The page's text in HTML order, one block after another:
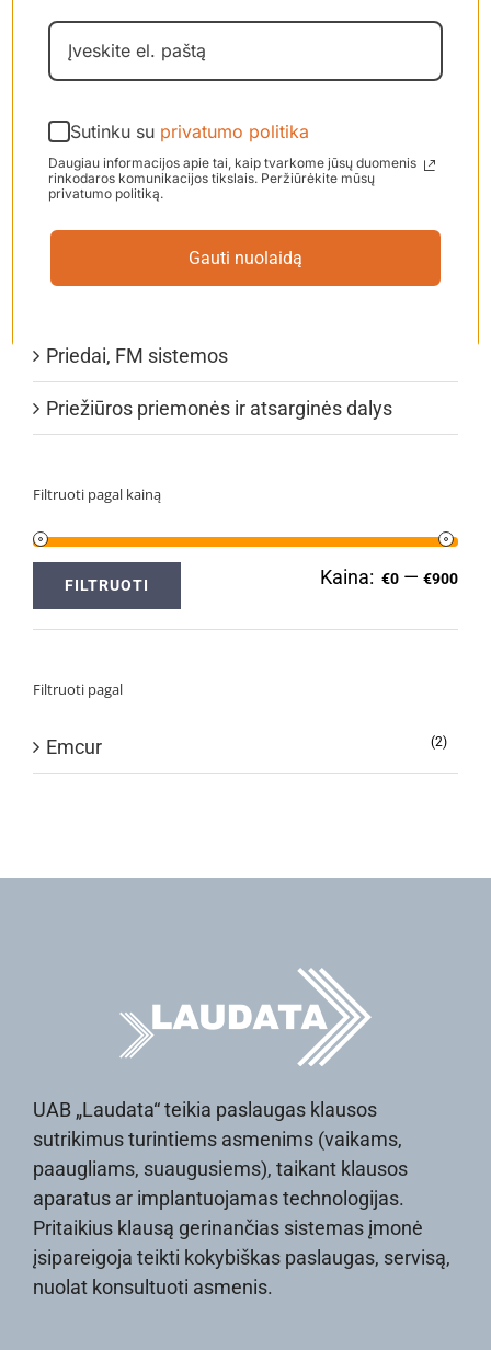
Produkto kategorijos
Apsauginiai kamštukai ausims
Elementai, baterijos
Priedai, FM sistemos
Priežiūros priemonės ir atsarginės dalys
Filtruoti pagal kainą
Min
FILTRUOTI Kaina: €0 — €900
Filtruoti pagal
Emcur (2)
UAB „Laudata“ teikia paslaugas klausos
sutrikimus turintiems asmenims (vaikams,
paaugliams, suaugusiems), taikant klausos
aparatus ar implantuojamas technologijas.
Pritaikius klausą gerinančias sistemas įmonė
įsipareigoja teikti kokybiškas paslaugas, servisą,
nuolat konsultuoti asmenis.
Sutinku su privatumo politika
Daugiau informacijos apie tai, kaip tvarkome jūsų duomenis
rinkodaros komunikacijos tikslais. Peržiūrėkite mūsų
privatumo politiką.
Gauti nuolaidą